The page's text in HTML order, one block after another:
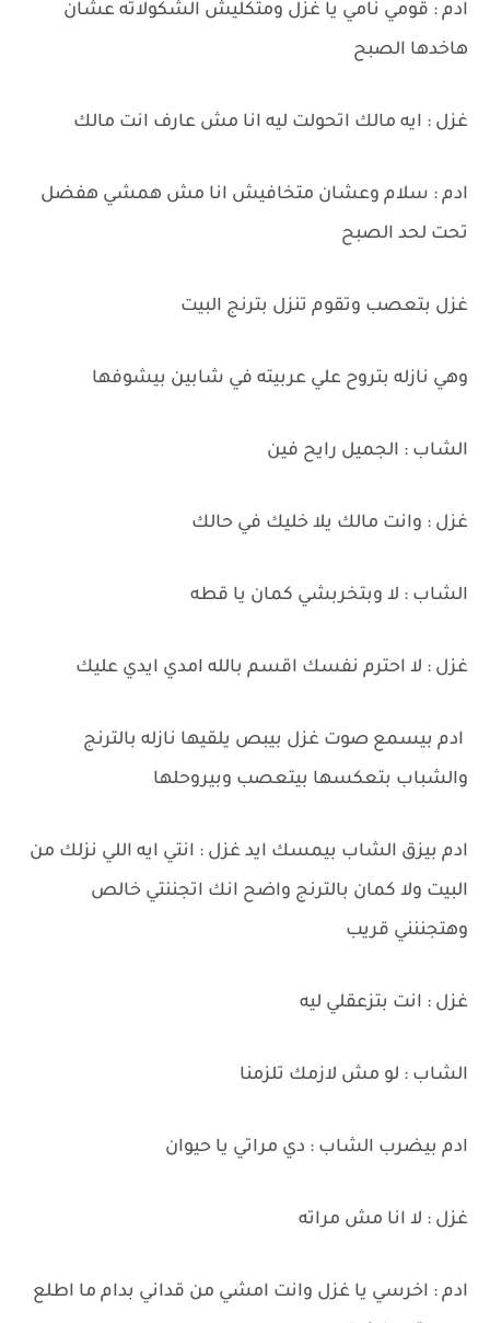
ادم : قومي نامي يا غزل ومتكليش الشكولاته عشان
هاخدها الصبح
غزل : ايه مالك اتحولت ليه انا مش عارف انت مالك
ادم : سلام وعشان متخافيش انا مش همشي هفضل
تحت لحد الصبح
غزل بتعصب وتقوم تنزل بترنج البيت
وهي نازله بتروح علي عربيته في شابين بيشوفها
الشاب : الجميل رايح فين
غزل : وانت مالك يلا خليك في حالك
الشاب : لا وبتخربشي كمان يا قطه
غزل : لا احترم نفسك اقسم بالله امدي ايدي عليك
ادم بيسمع صوت غزل بيبص يلقيها نازله بالترنج
والشباب بتعكسها بيتعصب وبيروحلها
ادم بيزق الشاب بيمسك ايد غزل : انتي ايه اللي نزلك من
البيت ولا كمان بالترنج واضح انك اتجننتي خالص
وهتجننني قريب
غزل : انت بتزعقلي ليه
الشاب : لو مش لازمك تلزمنا
ادم بيضرب الشاب : دي مراتي يا حيوان
غزل : لا انا مش مراته
ادم : اخرسي يا غزل وانت امشي من قداني بدام ما اطلع